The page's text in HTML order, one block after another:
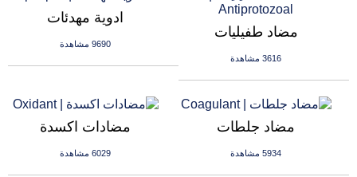
ادوية مهدئات
9690 مشاهدة
مضاد طفيليات
3616 مشاهدة
مضادات اكسدة
6029 مشاهدة
مضاد جلطات
5934 مشاهدة